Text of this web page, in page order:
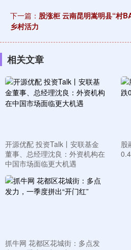
下一篇： 股涨柜 云南昆明嵩明县“村
乡村活力
相关文章
开源优配 投资Talk丨安联基金
董事、总经理沈良：外资机构在
中国市场面临更大机遇
股
抓牛网 花都区花城街：多点发